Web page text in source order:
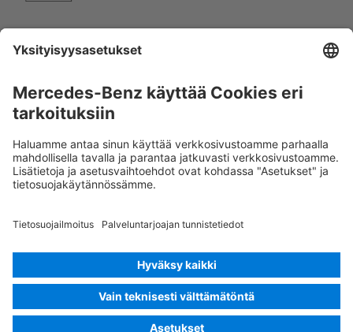
Ilmastointilaite
Vaara, alhainen lämpötila
Rescue Card Henkilöauto Versio 07/2026 02.1 ID-Nr.: 236.347
© 2026Mercedes-Benz AG
Tarjoajan tunnus
Evästeasetukset Evästeet
Oikeudelliset tiedot